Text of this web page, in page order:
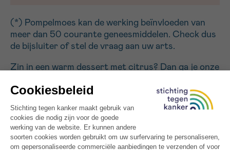
(*) Pompelmoes kan de werking beïnvloeden van
meer dan 50 courante geneesmiddelen. Check dus
de bijsluiter of stel de vraag aan uw arts.
Zin in een warm dessert met citrus? Dan ga je onze
met frambozencoulis ook heerlijk vinden – fruitig,